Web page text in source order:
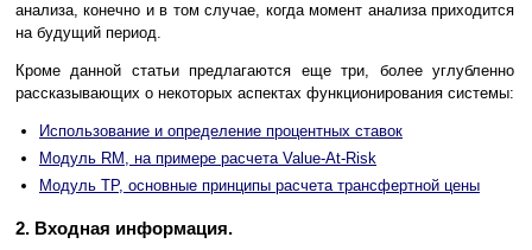
анализа, конечно и в том случае, когда момент анализа приходится
на будущий период.
Кроме данной статьи предлагаются еще три, более углубленно
рассказывающих о некоторых аспектах функционирования системы:
Использование и определение процентных ставок
Модуль RM, на примере расчета Value-At-Risk
Модуль TP, основные принципы расчета трансфертной цены
2. Входная информация.